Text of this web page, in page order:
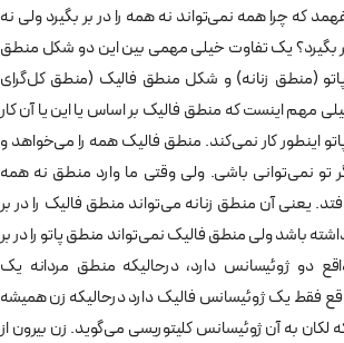
که چرا همه نمی‌تواند نه همه را در بر بگیرد ولی نه
بگیرد؟ یک تفاوت خیلی مهمی بین این دو شکل منطق
(منطق زنانه) و شکل منطق فالیک (منطق کل‌گرای
مهم اینست که منطق فالیک بر اساس یا این یا آن کار
اینطور کار نمی‌کند. منطق فالیک همه را می‌خواهد و
تو نمی‌توانی باشی. ولی وقتی ما وارد منطق نه همه
یعنی آن منطق زنانه می‌تواند منطق فالیک را در بر
باشد ولی منطق فالیک نمی‌تواند منطق پاتو را در بر
دو ژوئیسانس دارد، درحالیکه منطق مردانه یک
فقط یک ژوئیسانس فالیک دارد درحالیکه زن همیشه
لکان به آن ژوئیسانس کلیتوریسی می‌گوید. زن بیرون از